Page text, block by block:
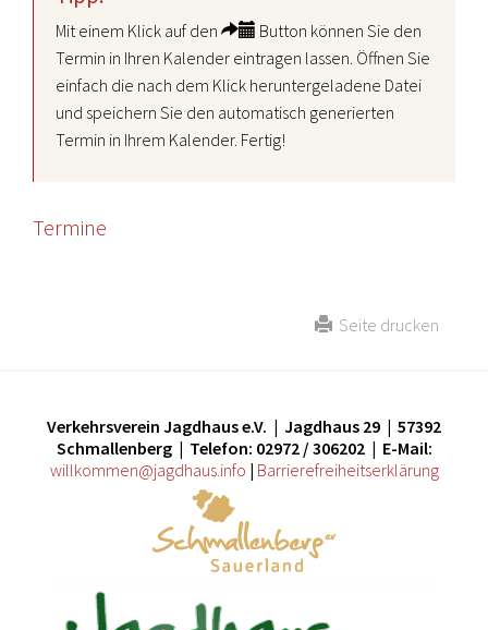
Mit einem Klick auf den
Button können Sie den
Termin in Ihren Kalender eintragen lassen. Öffnen Sie
einfach die nach dem Klick heruntergeladene Datei
und speichern Sie den automatisch generierten
Termin in Ihrem Kalender. Fertig!
Termine
Seite drucken
Verkehrsverein Jagdhaus e.V. | Jagdhaus 29 | 57392
Schmallenberg | Telefon: 02972 / 306202 | E-Mail:
willkommen@jagdhaus.info | Barrierefreiheitserklärung